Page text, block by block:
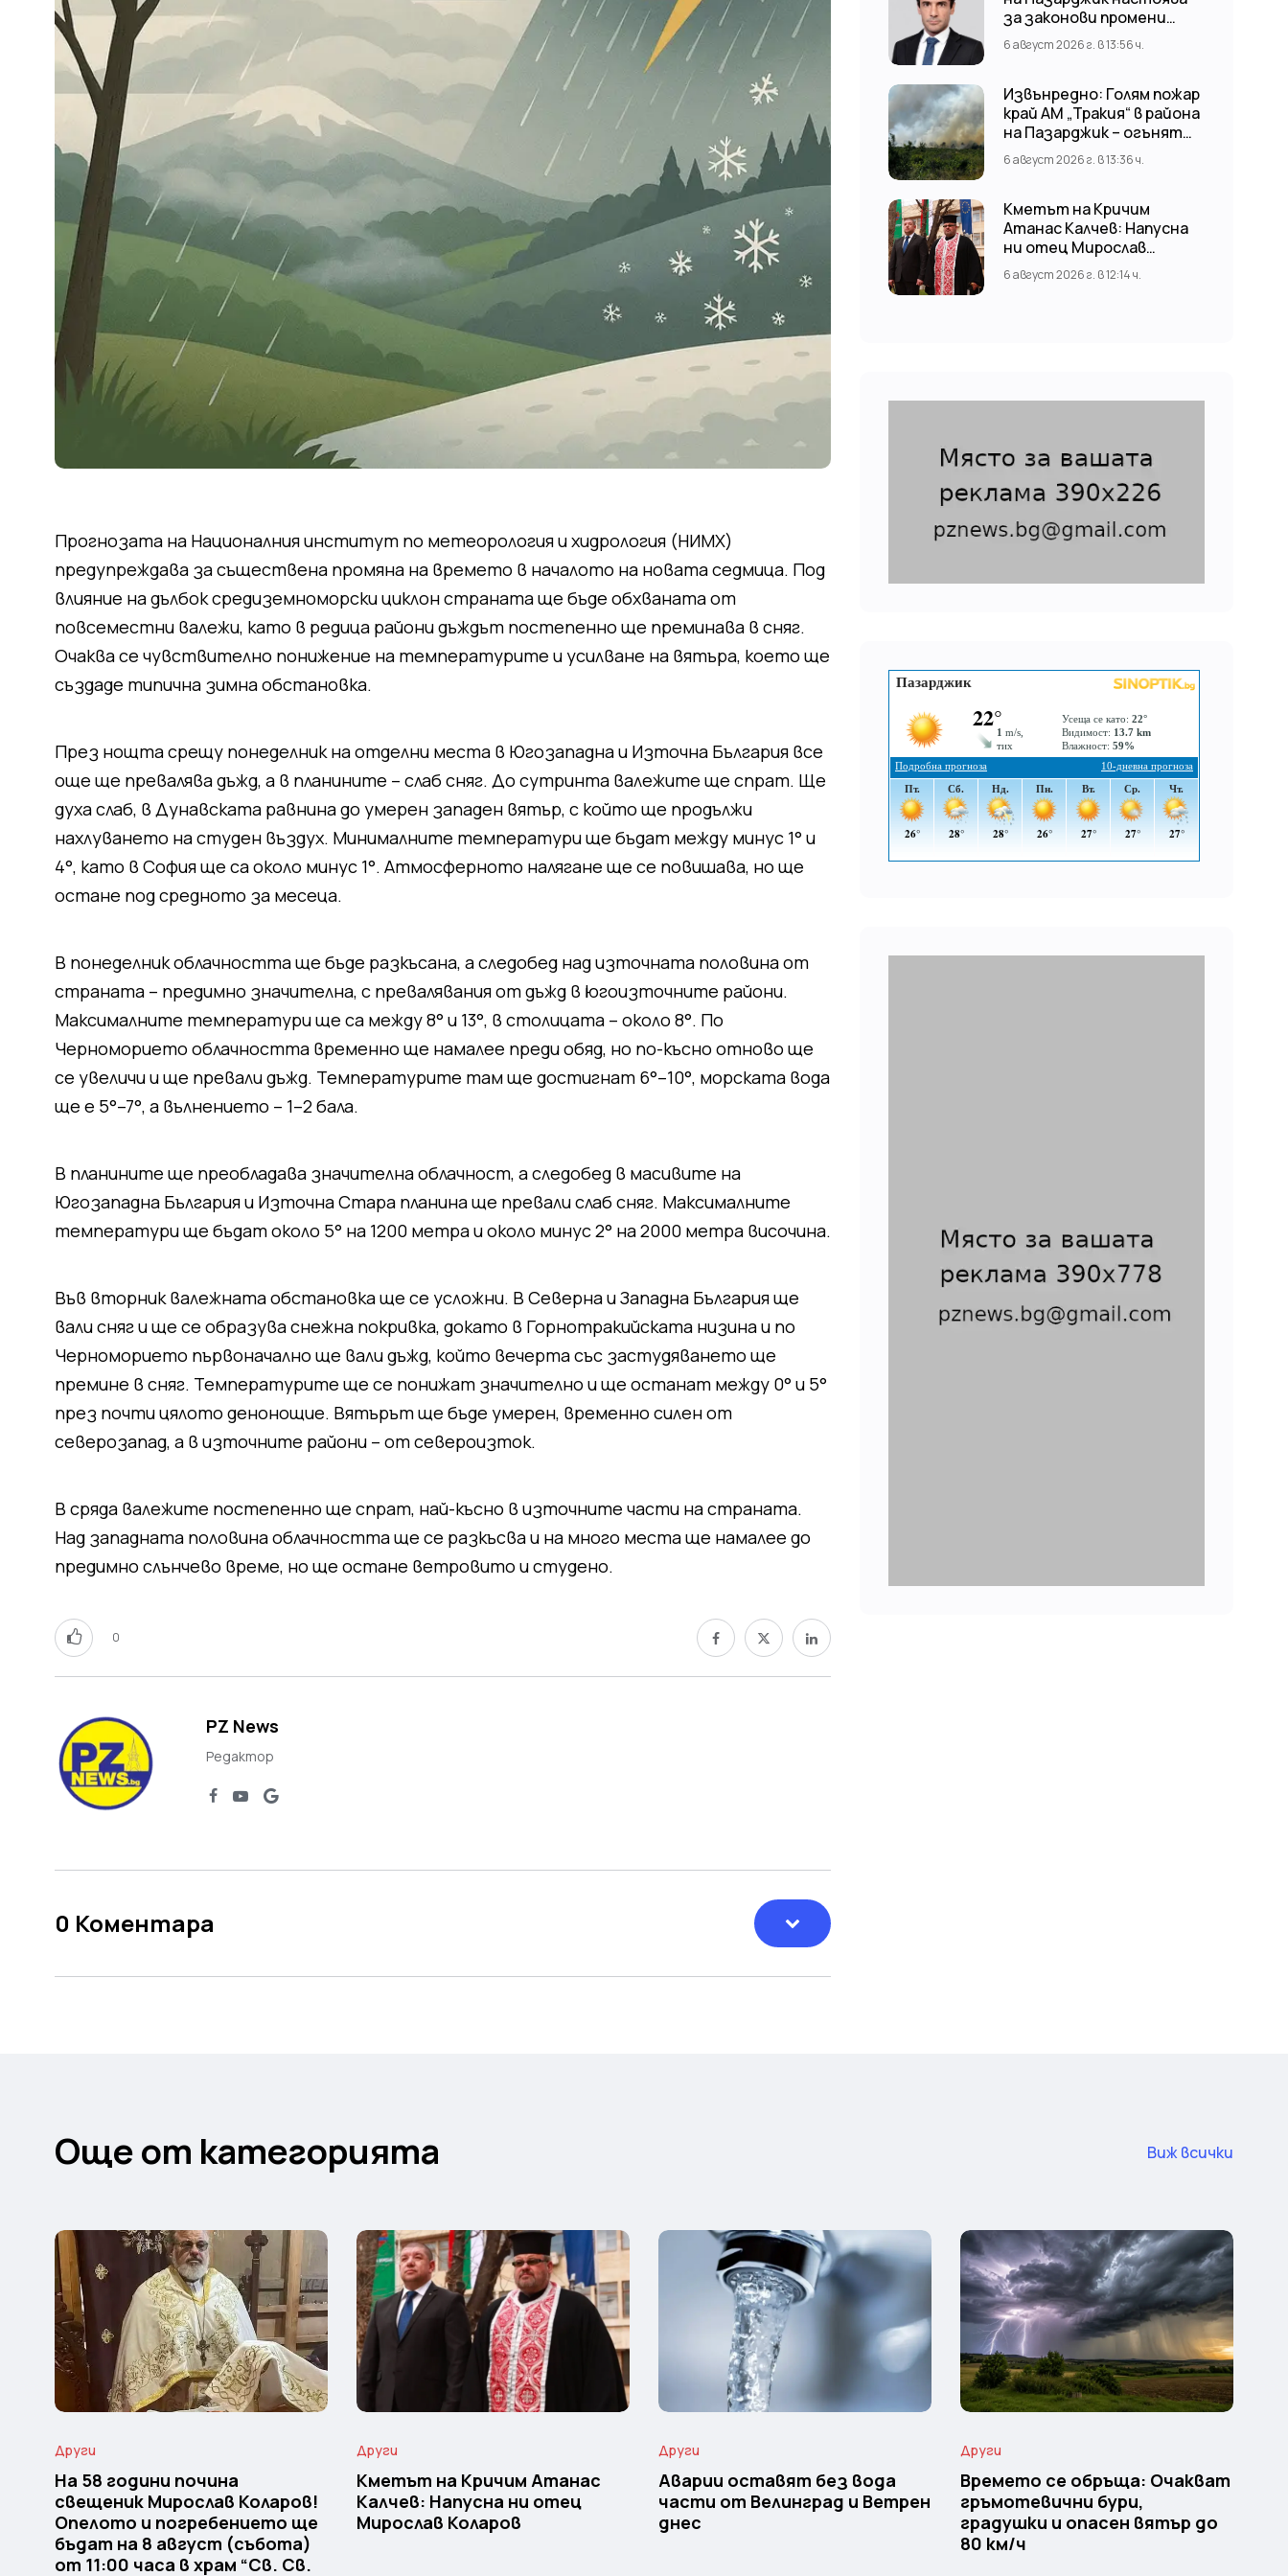
Прогнозата на Националния институт по метеорология и хидрология (НИМХ)
предупреждава за съществена промяна на времето в началото на новата седмица. Под
влияние на дълбок средиземноморски циклон страната ще бъде обхваната от
повсеместни валежи, като в редица райони дъждът постепенно ще преминава в сняг.
Очаква се чувствително понижение на температурите и усилване на вятъра, което ще
създаде типична зимна обстановка.
През нощта срещу понеделник на отделни места в Югозападна и Източна България все
още ще превалява дъжд, а в планините – слаб сняг. До сутринта валежите ще спрат. Ще
духа слаб, в Дунавската равнина до умерен западен вятър, с който ще продължи
нахлуването на студен въздух. Минималните температури ще бъдат между минус 1° и
4°, като в София ще са около минус 1°. Атмосферното налягане ще се повишава, но ще
остане под средното за месеца.
В понеделник облачността ще бъде разкъсана, а следобед над източната половина от
страната – предимно значителна, с превалявания от дъжд в югоизточните райони.
Максималните температури ще са между 8° и 13°, в столицата – около 8°. По
Черноморието облачността временно ще намалее преди обяд, но по-късно отново ще
се увеличи и ще превали дъжд. Температурите там ще достигнат 6°–10°, морската вода
ще е 5°–7°, а вълнението – 1–2 бала.
В планините ще преобладава значителна облачност, а следобед в масивите на
Югозападна България и Източна Стара планина ще превали слаб сняг. Максималните
температури ще бъдат около 5° на 1200 метра и около минус 2° на 2000 метра височина.
Във вторник валежната обстановка ще се усложни. В Северна и Западна България ще
вали сняг и ще се образува снежна покривка, докато в Горнотракийската низина и по
Черноморието първоначално ще вали дъжд, който вечерта със застудяването ще
премине в сняг. Температурите ще се понижат значително и ще останат между 0° и 5°
през почти цялото денонощие. Вятърът ще бъде умерен, временно силен от
северозапад, а в източните райони – от североизток.
В сряда валежите постепенно ще спрат, най-късно в източните части на страната.
Над западната половина облачността ще се разкъсва и на много места ще намалее до
предимно слънчево време, но ще остане ветровито и студено.
0
PZ News
Редактор
0 Коментара
за законови промени
срещу риска от
наводнения
6 август 2026 г. в 13:56 ч.
Извънредно: Голям пожар
край АМ „Тракия“ в района
на Пазарджик – огънят
обхвана и лозови масиви
6 август 2026 г. в 13:36 ч.
Кметът на Кричим
Атанас Калчев: Напусна
ни отец Мирослав
Коларов
6 август 2026 г. в 12:14 ч.
Още от категорията Виж всички
Други
На 58 години почина
свещеник Мирослав Коларов!
Опелото и погребението ще
бъдат на 8 август (събота)
от 11:00 часа в храм “Св. Св.
Други
Кметът на Кричим Атанас
Калчев: Напусна ни отец
Мирослав Коларов
Други
Аварии оставят без вода
части от Велинград и Ветрен
днес
Други
Времето се обръща: Очакват
гръмотевични бури,
градушки и опасен вятър до
80 км/ч